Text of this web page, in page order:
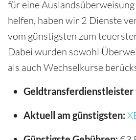
für eine
helfen, haben wir 2 Dienste
vom günstigsten zum
Dabei wurden sowohl
als auch Wechselkurse
Geldtransferdienstleister
Aktuell am günstigsten: